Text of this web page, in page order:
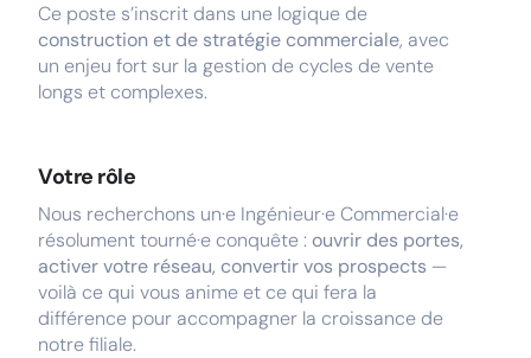
Ce poste s’inscrit dans une logique de
construction et de stratégie commerciale, avec
un enjeu fort sur la gestion de cycles de vente
longs et complexes.
Votre rôle
Nous recherchons un·e Ingénieur·e Commercial·e
résolument tourné·e conquête : ouvrir des portes,
activer votre réseau, convertir vos prospects —
voilà ce qui vous anime et ce qui fera la
différence pour accompagner la croissance de
notre filiale.